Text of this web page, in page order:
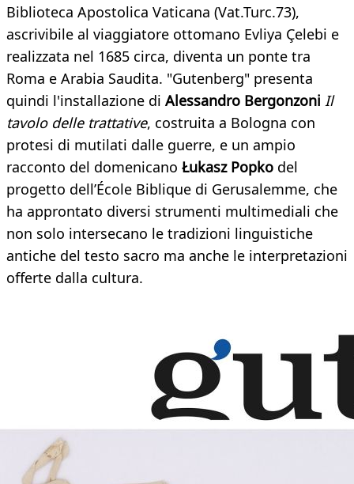
Biblioteca Apostolica Vaticana (Vat.Turc.73),
ascrivibile al viaggiatore ottomano Evliya Çelebi e
realizzata nel 1685 circa, diventa un ponte tra
Roma e Arabia Saudita. "Gutenberg" presenta
quindi l'installazione di Alessandro Bergonzoni Il
tavolo delle trattative, costruita a Bologna con
protesi di mutilati dalle guerre, e un ampio
racconto del domenicano Łukasz Popko del
progetto dell’École Biblique di Gerusalemme, che
ha approntato diversi strumenti multimediali che
non solo intersecano le tradizioni linguistiche
antiche del testo sacro ma anche le interpretazioni
offerte dalla cultura.